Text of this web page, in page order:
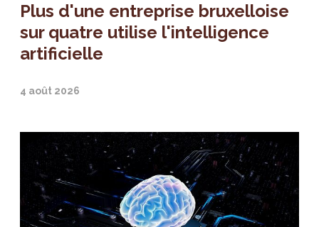
Plus d'une entreprise bruxelloise
sur quatre utilise l'intelligence
artificielle
4 août 2026